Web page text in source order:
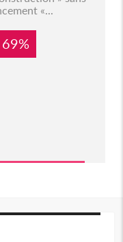
«...
69%